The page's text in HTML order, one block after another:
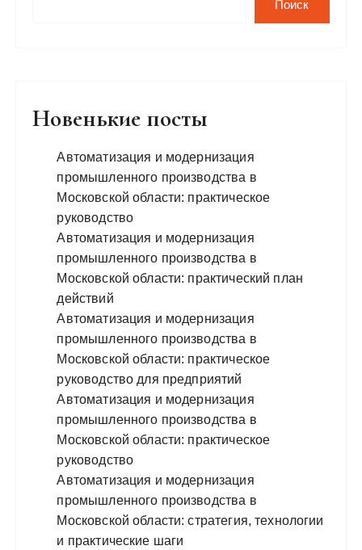
Поиск
Новенькие посты
Автоматизация и модернизация
промышленного производства в
Московской области: практическое
руководство
Автоматизация и модернизация
промышленного производства в
Московской области: практический план
действий
Автоматизация и модернизация
промышленного производства в
Московской области: практическое
руководство для предприятий
Автоматизация и модернизация
промышленного производства в
Московской области: практическое
руководство
Автоматизация и модернизация
промышленного производства в
Московской области: стратегия, технологии
и практические шаги